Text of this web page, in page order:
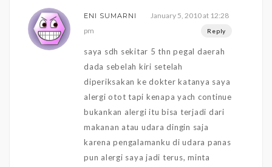
ENI SUMARNI
January 5, 2010 at 12:28
pm
Reply
saya sdh sekitar 5 thn pegal daerah
dada sebelah kiri setelah
diperiksakan ke dokter katanya saya
alergi otot tapi kenapa yach continue
bukankan alergi itu bisa terjadi dari
makanan atau udara dingin saja
karena pengalamanku di udara panas
pun alergi saya jadi terus, minta